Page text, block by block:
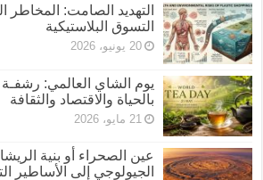
التهديد الصامت: المخاطر
التسوق البلاستيكية
20 يونيو، 2026
يوم الشاي العالمي:
بالحياة والاقتصاد والثقافة
21 مايو، 2026
عين الصحراء أو بنية
الجيولوجي إلى الأساطير